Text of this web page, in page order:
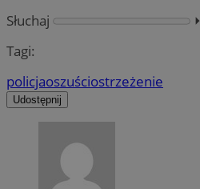
Słuchaj
⏵︎
Tagi:
policjaoszuściostrzeżenie
Udostępnij